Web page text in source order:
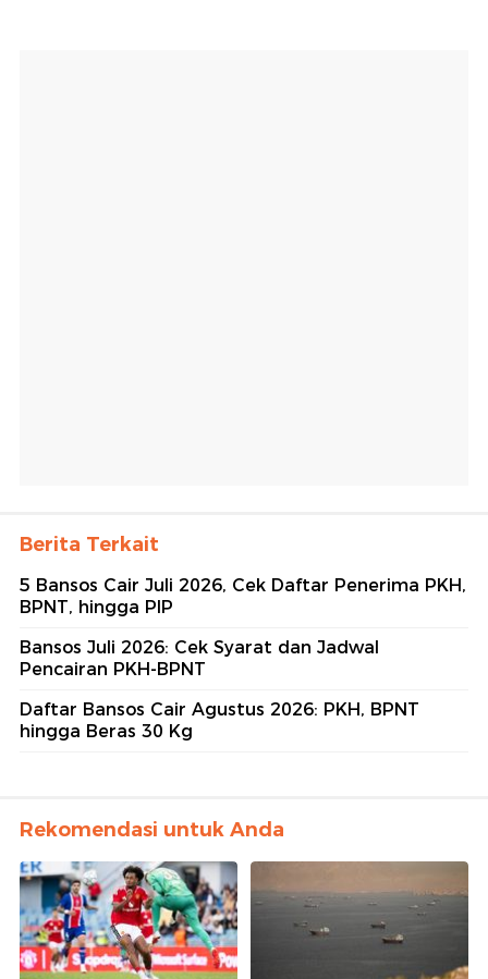
Berita Terkait
5 Bansos Cair Juli 2026, Cek Daftar Penerima PKH,
BPNT, hingga PIP
Bansos Juli 2026: Cek Syarat dan Jadwal
Pencairan PKH-BPNT
Daftar Bansos Cair Agustus 2026: PKH, BPNT
hingga Beras 30 Kg
Rekomendasi untuk Anda